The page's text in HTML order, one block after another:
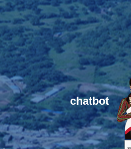
chatbot